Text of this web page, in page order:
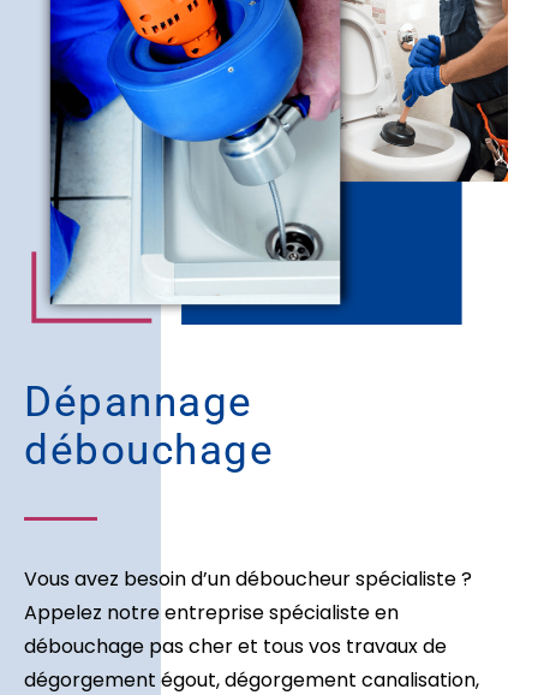
Dépannage
débouchage
Vous avez besoin d’un déboucheur spécialiste ?
Appelez notre entreprise spécialiste en
débouchage pas cher et tous vos travaux de
dégorgement égout, dégorgement canalisation,